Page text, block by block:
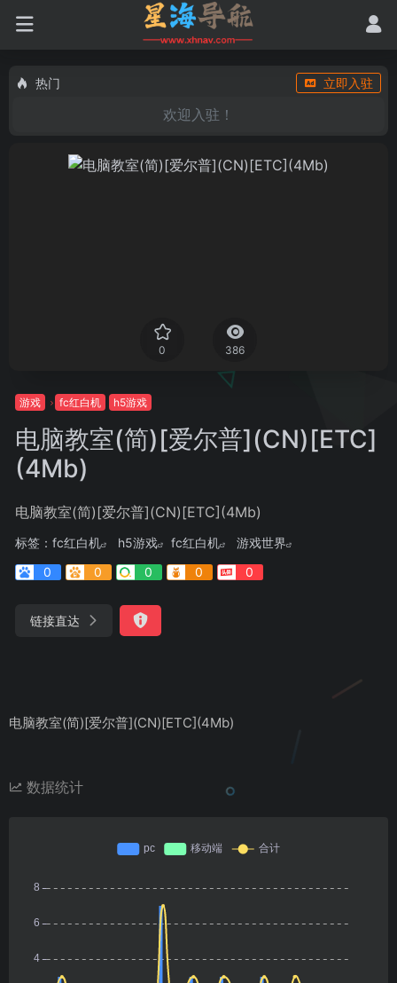
热门 立即入驻
欢迎入驻！
0 386
游戏 fc红白机 h5游戏
电脑教室(简)[爱尔普](CN)[ETC]
(4Mb)
电脑教室(简)[爱尔普](CN)[ETC](4Mb)
标签： fc红白机 h5游戏 fc红白机
游戏世界
0
0 0 0 0
链接直达
电脑教室(简)[爱尔普](CN)[ETC](4Mb)
数据统计